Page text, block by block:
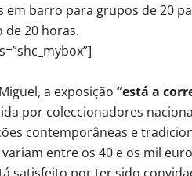
em barro para grupos de 20
de 20 horas.
a exposição “está a
por coleccionadores
contemporâneas e
entre os 40 e os mil